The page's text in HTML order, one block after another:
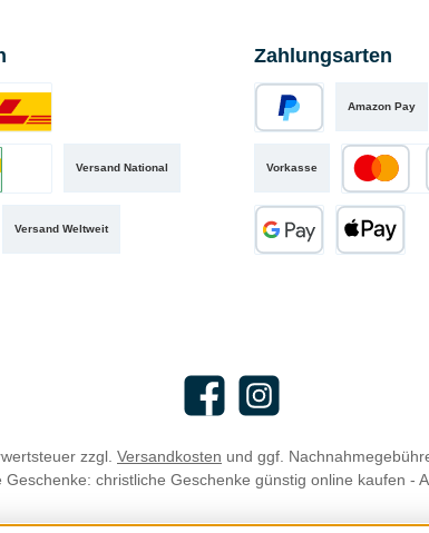
Versand National
Versand Weltweit
Bild 1
Zahlungsarten
Amazon Pay
Vorkasse
Kredit-
FacebookInstagram
zzgl. Versandkosten und ggf.
christliche Geschenke günstig online kaufen -